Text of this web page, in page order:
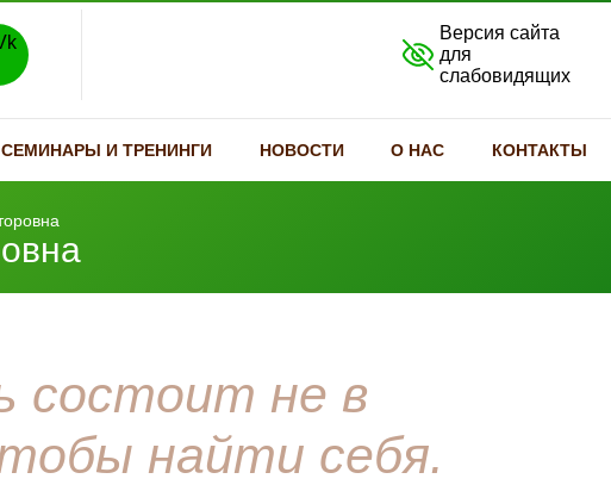
Версия сайта
для
слабовидящих
СЕМИНАРЫ И ТРЕНИНГИ НОВОСТИ О НАС КОНТАКТЫ
состоит не в
найти себя.